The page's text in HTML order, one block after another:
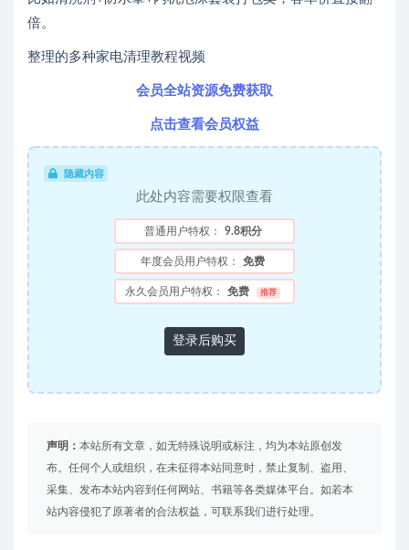
倍。
整理的多种家电清理教程视频
会员全站资源免费获取
点击查看会员权益
隐藏内容
此处内容需要权限查看
普通用户特权： 9.8积分
年度会员用户特权： 免费
永久会员用户特权： 免费 推荐
登录后购买
声明： 本站所有文章，如无特殊说明或标注，均为本站原创发
布。任何个人或组织，在未征得本站同意时，禁止复制、盗用、
采集、发布本站内容到任何网站、书籍等各类媒体平台。如若本
站内容侵犯了原著者的合法权益，可联系我们进行处理。